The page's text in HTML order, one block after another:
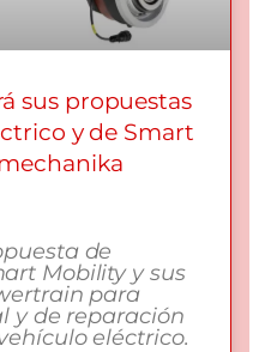
sus propuestas
y de Smart
de
Mobility y sus
para
y de reparación
eléctrico.